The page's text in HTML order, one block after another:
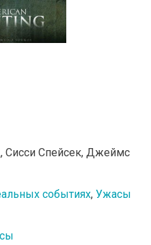
Сисси Спейсек, Джеймс
событиях, Ужасы